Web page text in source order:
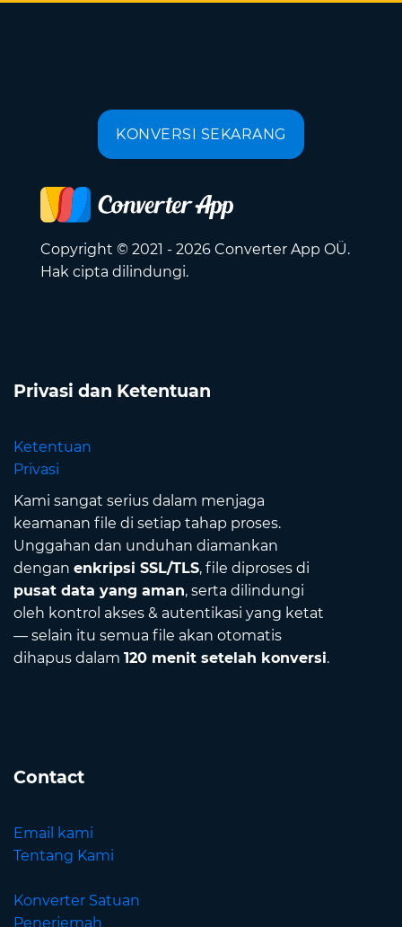
KONVERSI SEKARANG
Copyright © 2021 - 2026 Converter App OÜ.
Hak cipta dilindungi.
Privasi dan Ketentuan
Ketentuan
Privasi
Kami sangat serius dalam menjaga
keamanan file di setiap tahap proses.
Unggahan dan unduhan diamankan
dengan enkripsi SSL/TLS, file diproses di
pusat data yang aman, serta dilindungi
oleh kontrol akses & autentikasi yang ketat
— selain itu semua file akan otomatis
dihapus dalam 120 menit setelah konversi.
Contact
Email kami
Tentang Kami
Konverter Satuan
Penerjemah